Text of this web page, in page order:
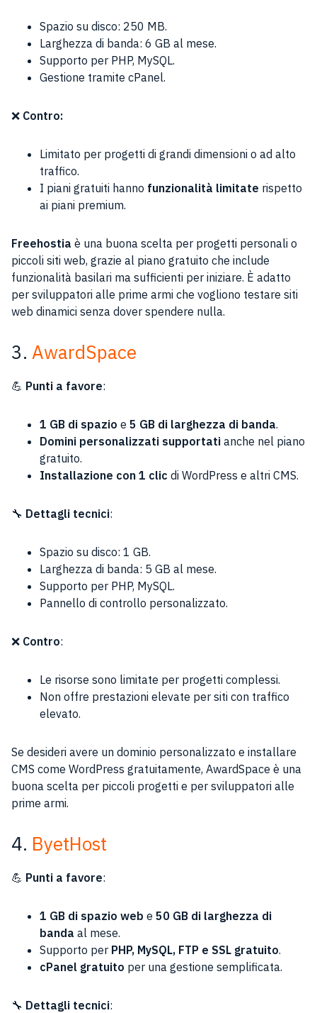
Spazio su disco: 250 MB.
Larghezza di banda: 6 GB al mese.
Supporto per PHP, MySQL.
Gestione tramite cPanel.
❌ Contro:
Limitato per progetti di grandi dimensioni o ad alto
traffico.
I piani gratuiti hanno funzionalità limitate rispetto
ai piani premium.
Freehostia è una buona scelta per progetti personali o
piccoli siti web, grazie al piano gratuito che include
funzionalità basilari ma sufficienti per iniziare. È adatto
per sviluppatori alle prime armi che vogliono testare siti
web dinamici senza dover spendere nulla.
3. AwardSpace
💪 Punti a favore:
1 GB di spazio e 5 GB di larghezza di banda.
Domini personalizzati supportati anche nel piano
gratuito.
Installazione con 1 clic di WordPress e altri CMS.
🔧 Dettagli tecnici:
Spazio su disco: 1 GB.
Larghezza di banda: 5 GB al mese.
Supporto per PHP, MySQL.
Pannello di controllo personalizzato.
❌ Contro:
Le risorse sono limitate per progetti complessi.
Non offre prestazioni elevate per siti con traffico
elevato.
Se desideri avere un dominio personalizzato e installare
CMS come WordPress gratuitamente, AwardSpace è una
buona scelta per piccoli progetti e per sviluppatori alle
prime armi.
4. ByetHost
💪 Punti a favore:
1 GB di spazio web e 50 GB di larghezza di
banda al mese.
Supporto per PHP, MySQL, FTP e SSL gratuito.
cPanel gratuito per una gestione semplificata.
🔧 Dettagli tecnici: